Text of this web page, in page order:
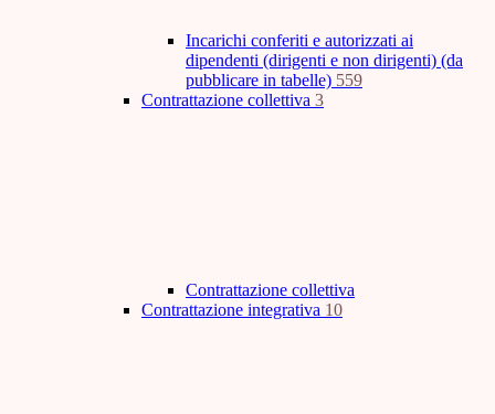
Incarichi conferiti e autorizzati ai
dipendenti (dirigenti e non dirigenti) (da
pubblicare in tabelle) 559
Contrattazione collettiva 3
Contrattazione collettiva
Contrattazione integrativa 10